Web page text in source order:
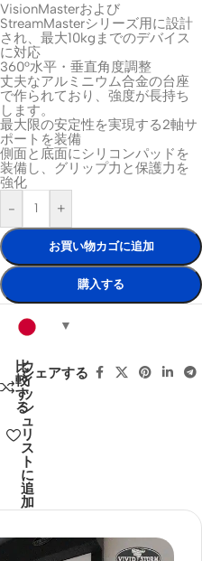
VisionMasterおよび
StreamMasterシリーズ用に設計
され、最大10kgまでのデバイス
に対応
360°水平・垂直角度調整
丈夫なアルミニウム合金の台座
で作られており、強度が長持ち
します。
最大限の安定性を実現する2軸サ
ポートを装備
側面と底面にシリコンパッドを
装備し、グリップ力と保護力を
強化
-
+
お買い物カゴに追加
購入する
比
較
す
る
ウ
ィ
ッ
シ
ュ
リ
ス
ト
に
追
加
シェアする